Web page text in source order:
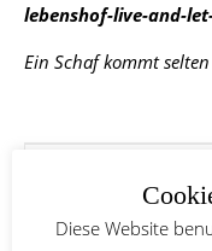
lebenshof-live-and-
Ein Schaf kommt
Diese Website